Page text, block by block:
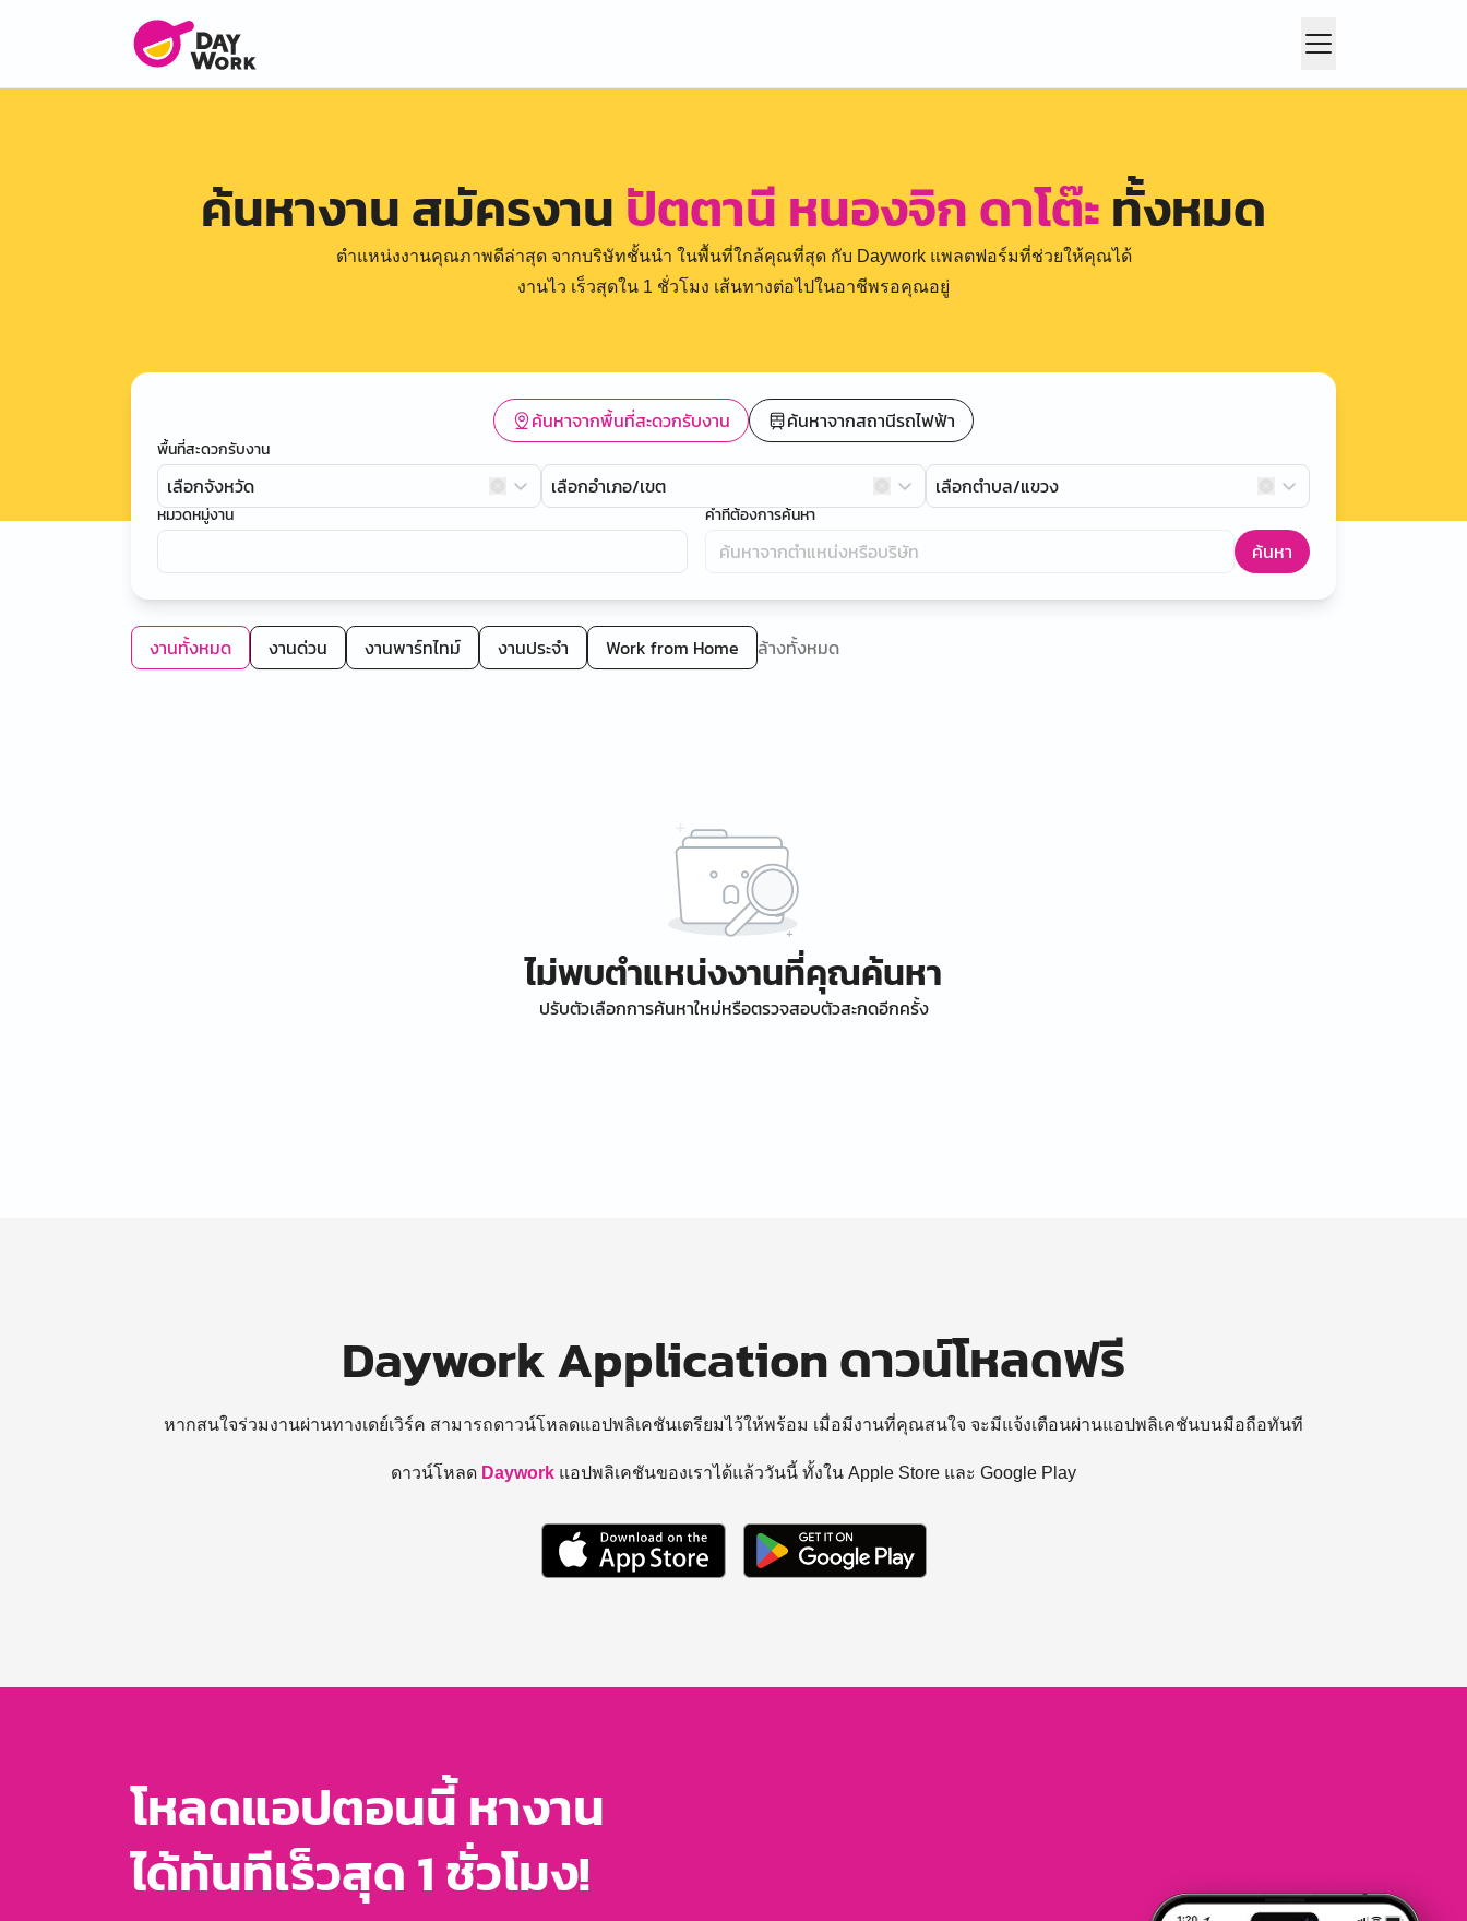
ค้นหางาน สมัครงาน ปัตตานี หนองจิก ดาโต๊ะทั้งหมด
ตำแหน่งงานคุณภาพดีล่าสุด จากบริษัทชั้นนำ ในพื้นที่ใกล้คุณที่สุด กับ Daywork แพลตฟอร์มที่ช่วยให้คุณได้
งานไว เร็วสุดใน 1 ชั่วโมง เส้นทางต่อไปในอาชีพรอคุณอยู่
ค้นหาจากพื้นที่สะดวกรับงาน ค้นหาจากสถานีรถไฟฟ้า
พื้นที่สะดวกรับงาน
เลือกจังหวัด เลือกอำเภอ/เขต เลือกตำบล/แขวง
หมวดหมู่งาน คำที่ต้องการค้นหา
ค้นหา
งานทั้งหมด งานด่วน งานพาร์ทไทม์ งานประจำ Work from Home ล้างทั้งหมด
ไม่พบตำแหน่งงานที่คุณค้นหา
ปรับตัวเลือกการค้นหาใหม่หรือตรวจสอบตัวสะกดอีกครั้ง
Daywork Application ดาวน์โหลดฟรี
หากสนใจร่วมงานผ่านทางเดย์เวิร์ค สามารถดาวน์โหลดแอปพลิเคชันเตรียมไว้ให้พร้อม เมื่อมีงานที่คุณสนใจ จะมีแจ้งเตือนผ่านแอปพลิเคชันบนมือถือทันที
ดาวน์โหลด Daywork แอปพลิเคชันของเราได้แล้ววันนี้ ทั้งใน Apple Store และ Google Play
โหลดแอปตอนนี้ หางาน
ได้ทันทีเร็วสุด 1 ชั่วโมง!